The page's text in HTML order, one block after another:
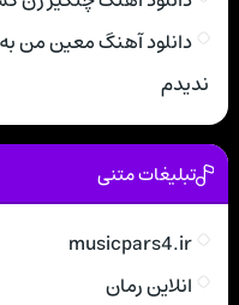
دانلود آهنگ معین من
ندیدم
تبلیغات متنی
musicpars4.ir
انلاین رمان